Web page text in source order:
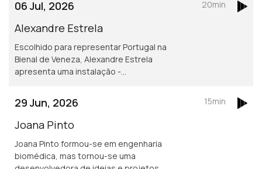
nos seus anos a viver no Luxemburgo.
06 Jul, 2026
Alexandre Estrela
Escolhido para representar Portugal na
Bienal de Veneza, Alexandre Estrela
apresenta uma instalação -
20min
29 Jun, 2026
Joana Pinto
Joana Pinto formou-se em engenharia
biomédica, mas tornou-se uma
15min